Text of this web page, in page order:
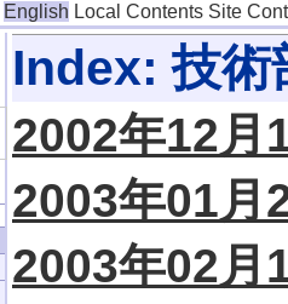
English Local Contents Site
Index: 技術
2002年12月
2003年01月
2003年02月